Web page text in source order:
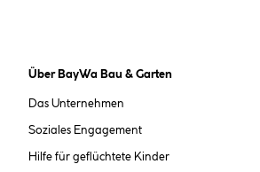
Über BayWa Bau & Garten
Das Unternehmen
Soziales Engagement
Hilfe für geflüchtete Kinder